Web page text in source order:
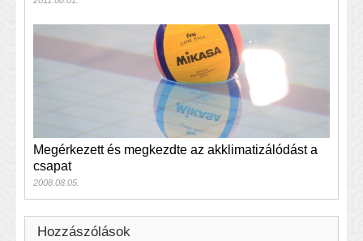
Megérkezett és megkezdte az akklimatizálódást a
csapat
2008.08.05.
Hozzászólások